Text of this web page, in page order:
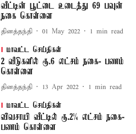
வீட்டின் பூட்டை உடைத்து 69 பவுன்
நகை கொள்ளை
தினத்தந்தி 01 May 2022 1 min read
மாவட்ட செய்திகள்
2 வீடுகளில் ரூ.6 லட்சம் நகை- பணம்
கொள்ளை
தினத்தந்தி 13 Apr 2022 1 min read
மாவட்ட செய்திகள்
விவசாயி வீட்டில் ரூ.2¼ லட்சம் நகை-
பணம் கொள்ளை